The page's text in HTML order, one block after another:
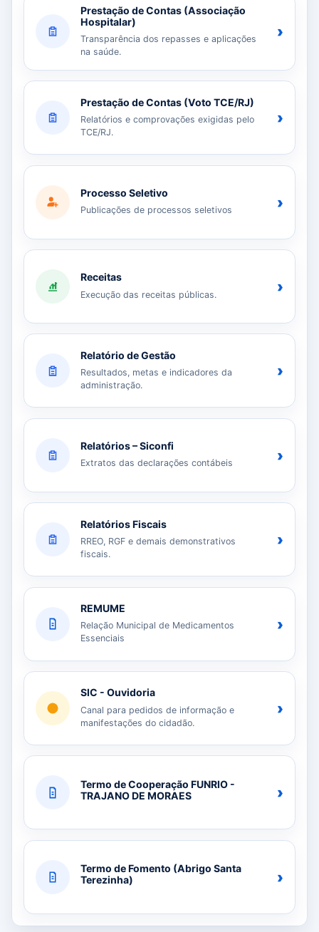
Prestação de Contas (Associação
Hospitalar)
Transparência dos repasses e aplicações
na saúde.
›
Prestação de Contas (Voto TCE/RJ)
Relatórios e comprovações exigidas pelo
TCE/RJ.
›
Processo Seletivo
Publicações de processos seletivos ›
Receitas
Execução das receitas públicas. ›
Relatório de Gestão
Resultados, metas e indicadores da
administração.
›
Relatórios – Siconfi
Extratos das declarações contábeis ›
Relatórios Fiscais
RREO, RGF e demais demonstrativos
fiscais.
›
REMUME
Relação Municipal de Medicamentos
Essenciais
›
SIC - Ouvidoria
Canal para pedidos de informação e
manifestações do cidadão.
›
Termo de Cooperação FUNRIO -
TRAJANO DE MORAES
›
Termo de Fomento (Abrigo Santa
Terezinha)
›